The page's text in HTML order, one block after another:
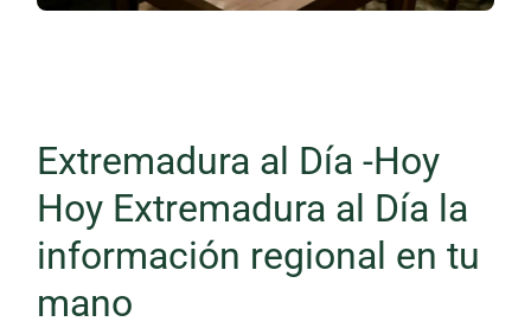
Extremadura al Día -Hoy
Hoy Extremadura al Día la
información regional en tu
mano